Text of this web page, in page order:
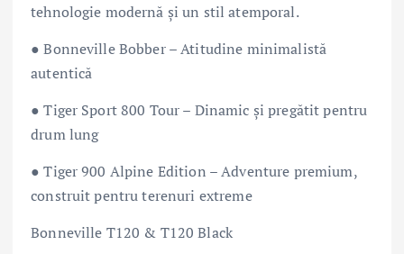
tehnologie modernă și un stil atemporal.
● Bonneville Bobber – Atitudine minimalistă
autentică
● Tiger Sport 800 Tour – Dinamic și pregătit pentru
drum lung
● Tiger 900 Alpine Edition – Adventure premium,
construit pentru terenuri extreme
Bonneville T120 & T120 Black